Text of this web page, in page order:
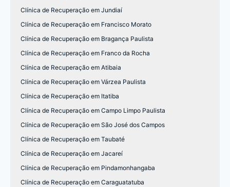
Clínica de Recuperação em Jundiaí
Clínica de Recuperação em Francisco Morato
Clínica de Recuperação em Bragança Paulista
Clínica de Recuperação em Franco da Rocha
Clínica de Recuperação em Atibaia
Clínica de Recuperação em Várzea Paulista
Clínica de Recuperação em Itatiba
Clínica de Recuperação em Campo Limpo Paulista
Clínica de Recuperação em São José dos Campos
Clínica de Recuperação em Taubaté
Clínica de Recuperação em Jacareí
Clínica de Recuperação em Pindamonhangaba
Clínica de Recuperação em Caraguatatuba